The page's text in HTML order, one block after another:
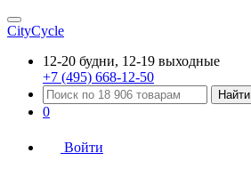
CityCycle
12-20 будни, 12-19 выходные
+7 (495) 668-12-50
Найти
0
Войти